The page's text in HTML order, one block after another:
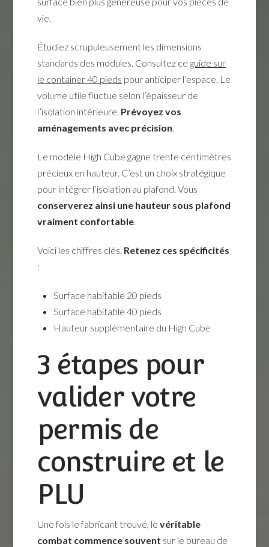
vie.
Étudiez scrupuleusement les dimensions
standards des modules. Consultez ceguide sur
le container 40 pieds pour anticiper l’espace. Le
volume utile fluctue selon l’épaisseur de
l’isolation intérieure. Prévoyez vos
aménagements avec précision.
Le modèle High Cube gagne trente centimètres
précieux en hauteur. C’est un choix stratégique
pour intégrer l’isolation au plafond. Vous
conserverez ainsi une hauteur sous plafond
vraiment confortable.
Voici les chiffres clés. Retenez ces spécificités
:
Surface habitable 20 pieds
Surface habitable 40 pieds
Hauteur supplémentaire du High Cube
3 étapes pour
valider votre
permis de
construire et le
PLU
Une fois le fabricant trouvé, levéritable
combat commence souvent sur le bureau de